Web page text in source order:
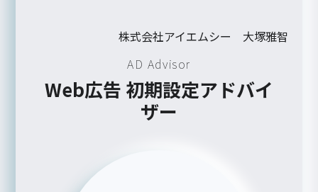
株式会社アイエムシー 大塚雅智
AD Advisor
Web広告 初期設定アドバイ
ザー